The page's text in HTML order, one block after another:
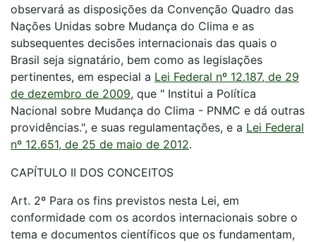
observará as disposições da Convenção Quadro das
Nações Unidas sobre Mudança do Clima e as
subsequentes decisões internacionais das quais o
Brasil seja signatário, bem como as legislações
pertinentes, em especial a Lei Federal nº 12.187, de 29
de dezembro de 2009, que " Institui a Política
Nacional sobre Mudança do Clima - PNMC e dá outras
providências.", e suas regulamentações, e a Lei Federal
nº 12.651, de 25 de maio de 2012.
CAPÍTULO II DOS CONCEITOS
Art. 2º Para os fins previstos nesta Lei, em
conformidade com os acordos internacionais sobre o
tema e documentos científicos que os fundamentam,